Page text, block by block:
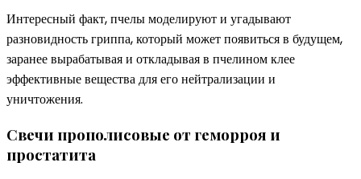
Интересный факт, пчелы моделируют и угадывают
разновидность гриппа, который может появиться в будущем,
заранее вырабатывая и откладывая в пчелином клее
эффективные вещества для его нейтрализации и
уничтожения.
Свечи прополисовые от геморроя и
простатита